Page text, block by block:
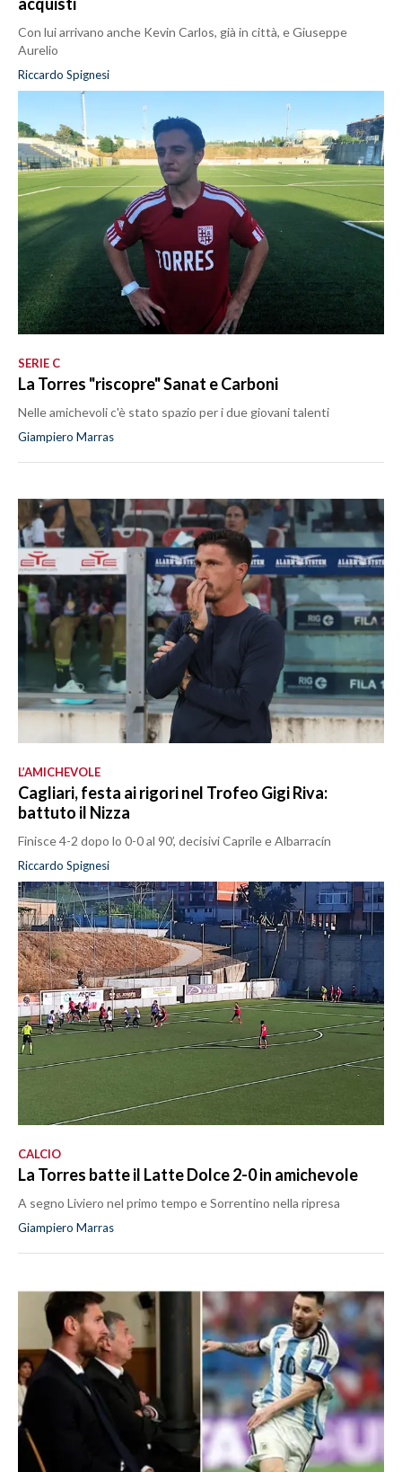
Con lui arrivano anche Kevin Carlos, già in città, e Giuseppe
Aurelio
Riccardo Spignesi
SERIE C
La Torres "riscopre" Sanat e Carboni
Nelle amichevoli c'è stato spazio per i due giovani talenti
Giampiero Marras
L’AMICHEVOLE
Cagliari, festa ai rigori nel Trofeo Gigi Riva:
battuto il Nizza
Finisce 4-2 dopo lo 0-0 al 90’, decisivi Caprile e Albarracín
Riccardo Spignesi
CALCIO
La Torres batte il Latte Dolce 2-0 in amichevole
A segno Liviero nel primo tempo e Sorrentino nella ripresa
Giampiero Marras